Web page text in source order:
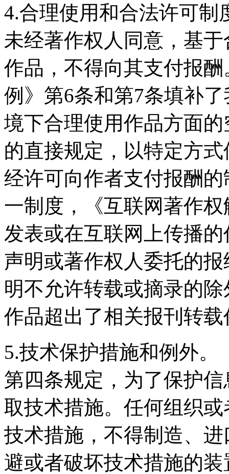
4.合理使用和合法许可制
未经著作权人同意，基
作品，不得向其支付报
例》第6条和第7条填补
境下合理使用作品方面
的直接规定，以特定方
经许可向作者支付报酬
一制度，《互联网著作
发表或在互联网上传播
声明或著作权人委托的
明不允许转载或摘录的
作品超出了相关报刊转
5.技术保护措施和例外
第四条规定，为了保护
取技术措施。任何组织
技术措施，不得制造、
避或者破坏技术措施的